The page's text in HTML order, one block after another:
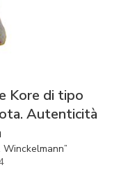
Kore di tipo
Autenticità
Winckelmann”